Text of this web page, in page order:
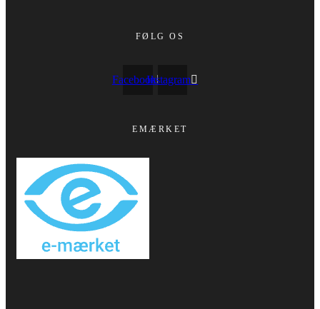
FØLG OS
FacebookInstagram
EMÆRKET